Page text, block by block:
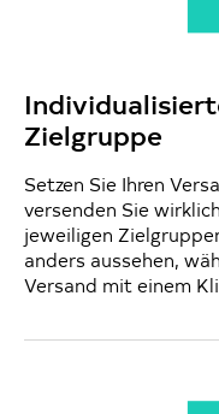
Zielgruppe
Setzen Sie Ihren
versenden Sie
jeweiligen
anders aussehen,
Versand mit einem